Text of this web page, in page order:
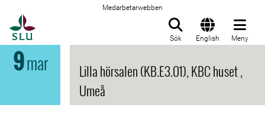
Medarbetarwebben
Sök English Meny
9mar
Lilla hörsalen (KB.E3.01), KBC huset ,
Umeå